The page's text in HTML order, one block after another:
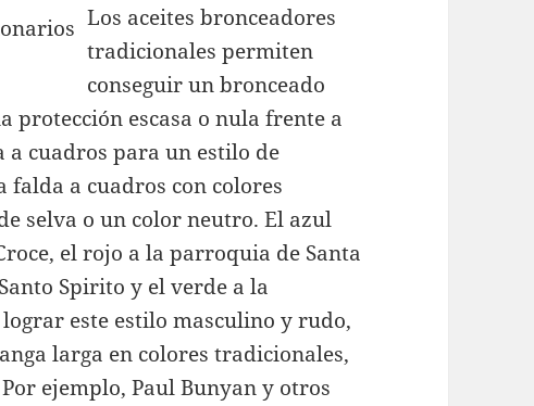
Los aceites bronceadores
tradicionales permiten
conseguir un bronceado
escasa o nula frente a
a cuadros para un estilo de
falda a cuadros con colores
selva o un color neutro. El azul
el rojo a la parroquia de Santa
Spirito y el verde a la
este estilo masculino y rudo,
larga en colores tradicionales,
ejemplo, Paul Bunyan y otros